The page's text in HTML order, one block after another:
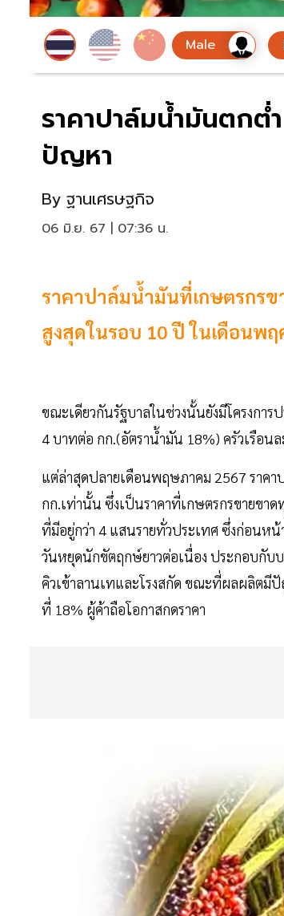
ราคาปาล์มนํ้ามันตกตํ่
ปัญหา
By ฐานเศรษฐกิจ
06 มิ.ย. 67 | 07:36 น.
ราคาปาล์มนํ้ามันที่เกษตรกรข
สูงสุดในรอบ 10 ปี ในเดือนพ
ขณะเดียวกันรัฐบาลในช่วงนั้นยังมีโครงกา
4 บาทต่อ กก.(อัตรานํ้ามัน 18%) ครัวเรือน
แต่ล่าสุดปลายเดือนพฤษภาคม 2567 ราค
กก.เท่านั้น ซึ่งเป็นราคาที่เกษตรกรขายข
ที่มีอยู่กว่า 4 แสนรายทั่วประเทศ ซึ่งก่อนห
วันหยุดนักขัตฤกษ์ยาวต่อเนื่อง ประกอบกับบ
คิวเข้าลานเทและโรงสกัด ขณะที่ผลผลิตมี
ที่ 18% ผู้ค้าถือโอกาสกดราคา